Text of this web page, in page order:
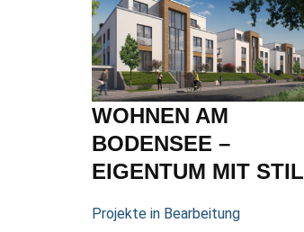
WOHNEN AM
BODENSEE –
EIGENTUM MIT STIL
Projekte in Bearbeitung